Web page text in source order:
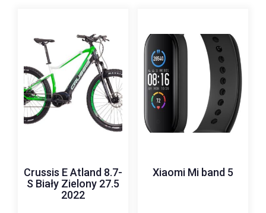
Crussis E Atland 8.7-
S Biały Zielony 27.5
2022
Xiaomi Mi band 5